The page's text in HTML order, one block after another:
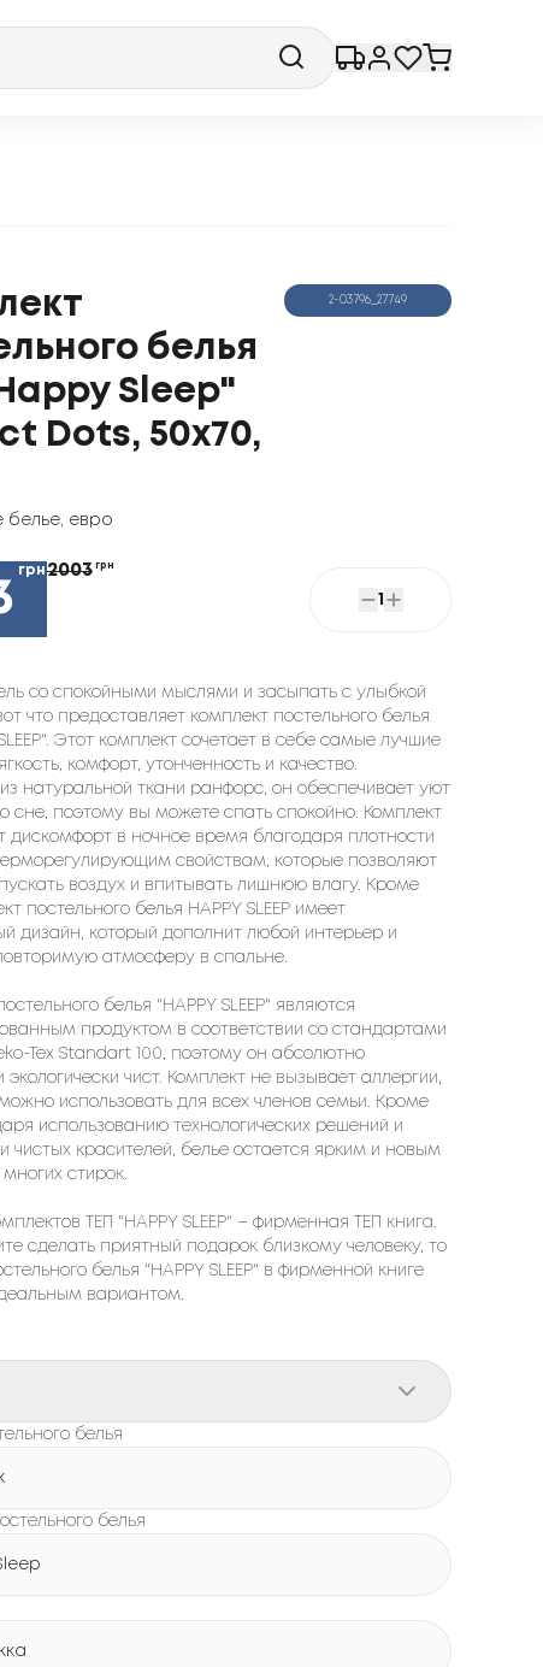
белья
Sleep"
Dots, 50x70,
белье евро
2-03796_27749
грн2003 грн
1
со спокойными мыслями и засыпать с улыбкой
что предоставляет комплект постельного белья
SLEEP". Этот комплект сочетает в себе самые лучшие
комфорт, утонченность и качество.
из натуральной ткани ранфорс, он обеспечивает уют
сне, поэтому вы можете спать спокойно. Комплект
дискомфорт в ночное время благодаря плотности
свойствам, которые позволяют
воздух и впитывать лишнюю влагу. Кроме
постельного белья HAPPY SLEEP имеет
дизайн, который дополнит любой интерьер и
атмосферу в спальне.
белья "HAPPY SLEEP" являются
продуктом в соответствии со стандартами
Tex Standart 100, поэтому он абсолютно
экологически чист. Комплект не вызывает аллергии,
использовать для всех членов семьи. Кроме
использованию технологических решений и
чистых красителей, белье остается ярким и новым
стирок.
ТЕП "HAPPY SLEEP" – фирменная ТЕП книга.
сделать приятный подарок близкому человеку, то
белья "HAPPY SLEEP" в фирменной книге
вариантом.
белья
белья